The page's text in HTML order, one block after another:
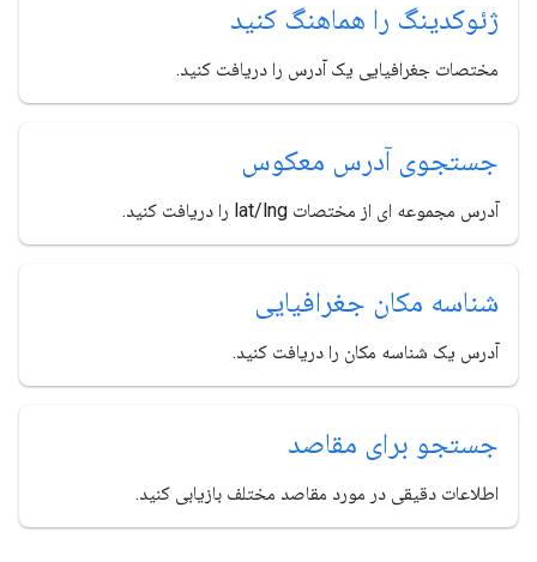
ژئوکدینگ را هماهنگ کنید
مختصات جغرافیایی یک آدرس را دریافت کنید.
جستجوی آدرس معکوس
آدرس مجموعه ای از مختصات lat/lng را دریافت کنید.
شناسه مکان جغرافیایی
آدرس یک شناسه مکان را دریافت کنید.
جستجو برای مقاصد
اطلاعات دقیقی در مورد مقاصد مختلف بازیابی کنید.